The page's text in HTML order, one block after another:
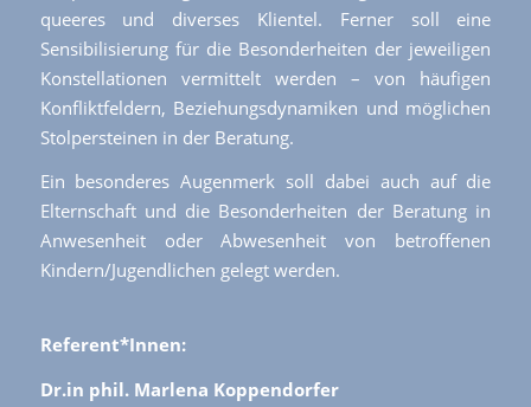
queeres und diverses Klientel. Ferner soll eine
Sensibilisierung für die Besonderheiten der jeweiligen
Konstellationen vermittelt werden – von häufigen
Konfliktfeldern, Beziehungsdynamiken und möglichen
Stolpersteinen in der Beratung.
Ein besonderes Augenmerk soll dabei auch auf die
Elternschaft und die Besonderheiten der Beratung in
Anwesenheit oder Abwesenheit von betroffenen
Kindern/Jugendlichen gelegt werden.
Referent*Innen:
Dr.in phil. Marlena Koppendorfer